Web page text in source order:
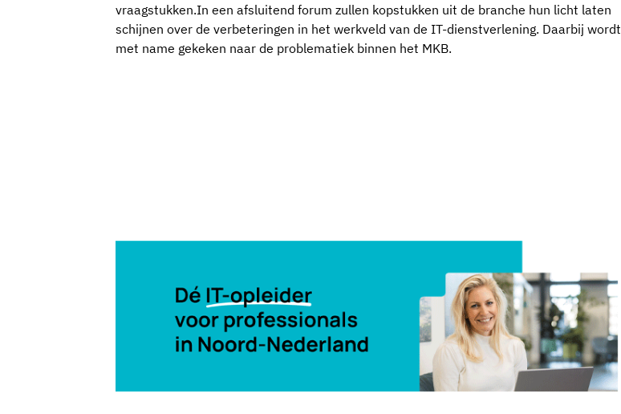
vraagstukken.In een afsluitend forum zullen kopstukken uit de branche hun licht laten
schijnen over de verbeteringen in het werkveld van de IT-dienstverlening. Daarbij wordt
met name gekeken naar de problematiek binnen het MKB.
13 mrt 2002, 00:00 Delen